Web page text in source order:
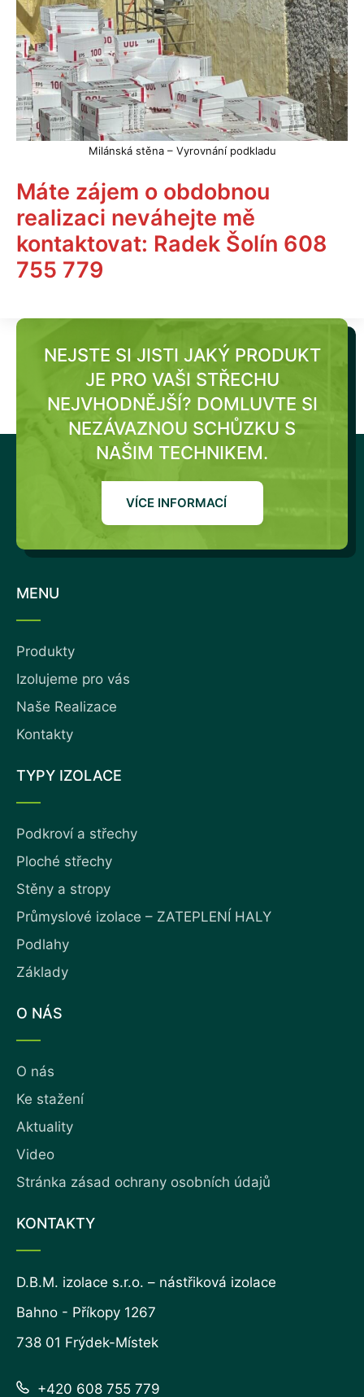
Milánská stěna – Vyrovnání podkladu
Máte zájem o obdobnou
realizaci neváhejte mě
kontaktovat: Radek Šolín 608
755 779
NEJSTE SI JISTI JAKÝ PRODUKT
JE PRO VAŠI STŘECHU
NEJVHODNĚJŠÍ? DOMLUVTE SI
NEZÁVAZNOU SCHŮZKU S
NAŠIM TECHNIKEM.
VÍCE INFORMACÍ
MENU
Produkty
Izolujeme pro vás
Naše Realizace
Kontakty
TYPY IZOLACE
Podkroví a střechy
Ploché střechy
Stěny a stropy
Průmyslové izolace – ZATEPLENÍ HALY
Podlahy
Základy
O NÁS
O nás
Ke stažení
Aktuality
Video
Stránka zásad ochrany osobních údajů
KONTAKTY
D.B.M. izolace s.r.o. – nástřiková izolace
Bahno - Příkopy 1267
738 01 Frýdek-Místek
+420 608 755 779